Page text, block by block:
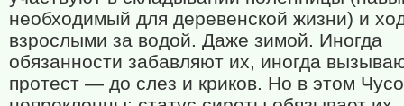
необходимый для деревенской жизни) и
взрослыми за водой. Даже зимой. Иногда
обязанности забавляют их, иногда
протест — до слез и криков. Но в этом